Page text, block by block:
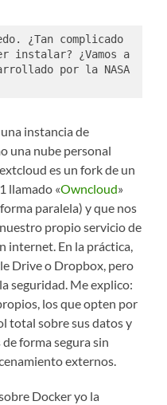
¿Tan complicado
instalar? ¿Vamos a
por la NASA
instancia de
una nube personal
es un fork de un
llamado «Owncloud»
paralela) y que nos
propio servicio de
internet. En la práctica,
Drive o Dropbox, pero
seguridad. Me explico:
los que opten por
total sobre sus datos y
forma segura sin
externos.
Docker yo la